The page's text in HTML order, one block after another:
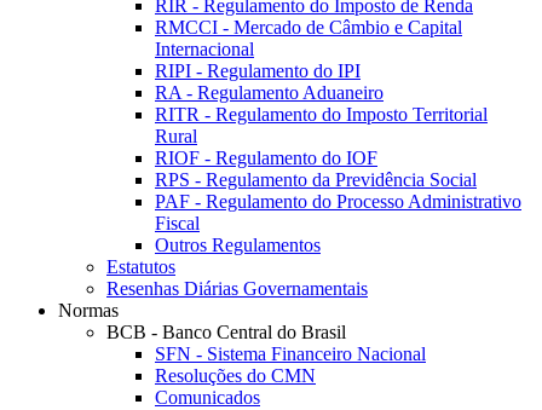
RIR - Regulamento do Imposto de Renda
RMCCI - Mercado de Câmbio e Capital
Internacional
RIPI - Regulamento do IPI
RA - Regulamento Aduaneiro
RITR - Regulamento do Imposto Territorial
Rural
RIOF - Regulamento do IOF
RPS - Regulamento da Previdência Social
PAF - Regulamento do Processo Administrativo
Fiscal
Outros Regulamentos
Estatutos
Resenhas Diárias Governamentais
Normas
BCB - Banco Central do Brasil
SFN - Sistema Financeiro Nacional
Resoluções do CMN
Comunicados